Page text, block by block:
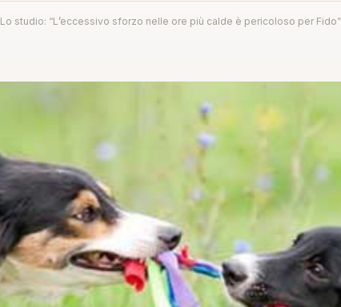
Lo studio: “L’eccessivo sforzo nelle ore più calde è pericoloso per Fido”